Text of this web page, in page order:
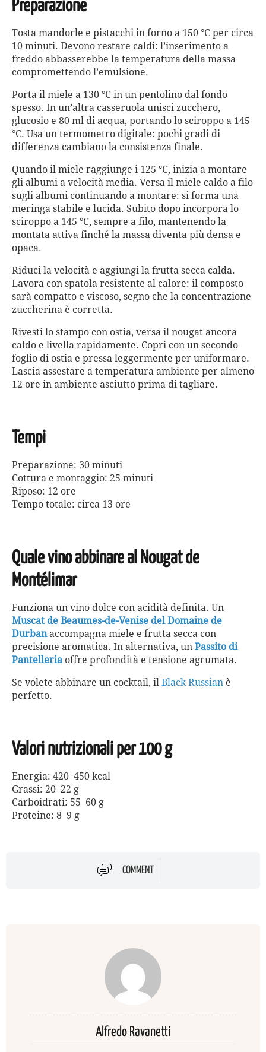
Preparazione
Tosta mandorle e pistacchi in forno a 150 °C per circa
10 minuti. Devono restare caldi: l’inserimento a
freddo abbasserebbe la temperatura della massa
compromettendo l’emulsione.
Porta il miele a 130 °C in un pentolino dal fondo
spesso. In un’altra casseruola unisci zucchero,
glucosio e 80 ml di acqua, portando lo sciroppo a 145
°C. Usa un termometro digitale: pochi gradi di
differenza cambiano la consistenza finale.
Quando il miele raggiunge i 125 °C, inizia a montare
gli albumi a velocità media. Versa il miele caldo a filo
sugli albumi continuando a montare: si forma una
meringa stabile e lucida. Subito dopo incorpora lo
sciroppo a 145 °C, sempre a filo, mantenendo la
montata attiva finché la massa diventa più densa e
opaca.
Riduci la velocità e aggiungi la frutta secca calda.
Lavora con spatola resistente al calore: il composto
sarà compatto e viscoso, segno che la concentrazione
zuccherina è corretta.
Rivesti lo stampo con ostia, versa il nougat ancora
caldo e livella rapidamente. Copri con un secondo
foglio di ostia e pressa leggermente per uniformare.
Lascia assestare a temperatura ambiente per almeno
12 ore in ambiente asciutto prima di tagliare.
Tempi
Preparazione: 30 minuti
Cottura e montaggio: 25 minuti
Riposo: 12 ore
Tempo totale: circa 13 ore
Quale vino abbinare al Nougat de
Montélimar
Funziona un vino dolce con acidità definita. Un
Muscat de Beaumes-de-Venise del Domaine de
Durbanaccompagna miele e frutta secca con
precisione aromatica. In alternativa, un Passito di
Pantelleria offre profondità e tensione agrumata.
Se volete abbinare un cocktail, il Black Russian è
perfetto.
Valori nutrizionali per 100 g
Energia: 420–450 kcal
Grassi: 20–22 g
Carboidrati: 55–60 g
Proteine: 8–9 g
COMMENT
Alfredo Ravanetti